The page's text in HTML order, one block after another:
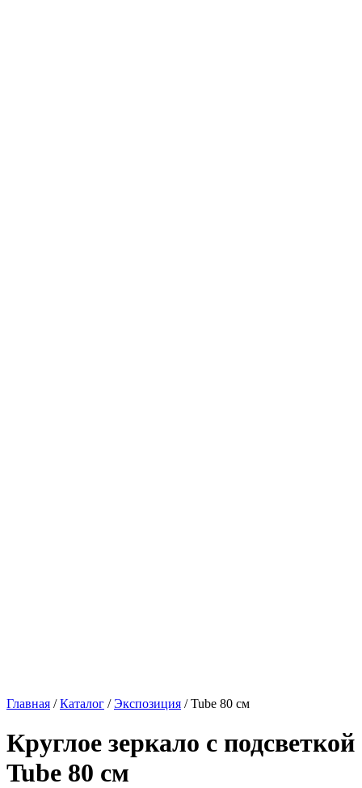
Главная /Каталог /Экспозиция /Tube 80 см
Круглое зеркало с подсветкой
Tube 80 см